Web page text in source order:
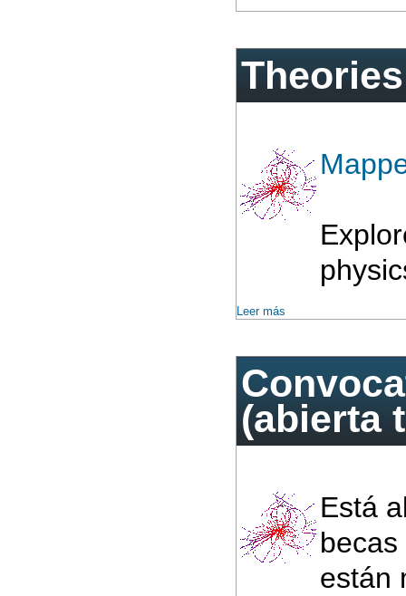
Leer más
(abierta
Está
están